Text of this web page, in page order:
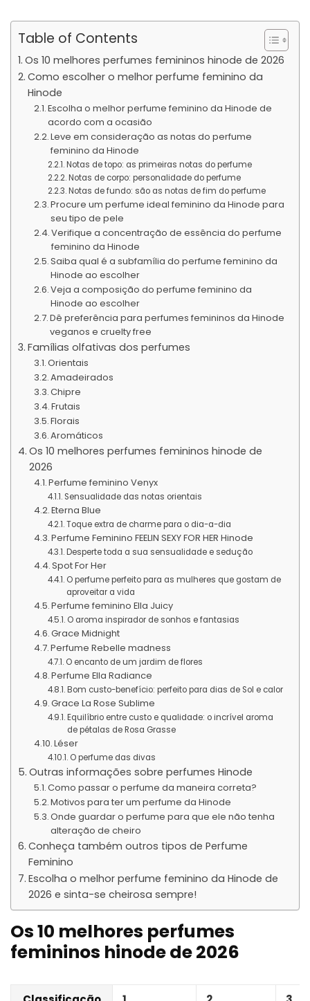
Table of Contents
Os 10 melhores perfumes femininos hinode de 2026
Como escolher o melhor perfume feminino da
Hinode
Escolha o melhor perfume feminino da Hinode de
acordo com a ocasião
Leve em consideração as notas do perfume
feminino da Hinode
Notas de topo: as primeiras notas do perfume
Notas de corpo: personalidade do perfume
Notas de fundo: são as notas de fim do perfume
Procure um perfume ideal feminino da Hinode para
seu tipo de pele
Verifique a concentração de essência do perfume
feminino da Hinode
Saiba qual é a subfamília do perfume feminino da
Hinode ao escolher
Veja a composição do perfume feminino da
Hinode ao escolher
Dê preferência para perfumes femininos da Hinode
veganos e cruelty free
Famílias olfativas dos perfumes
Orientais
Amadeirados
Chipre
Frutais
Florais
Aromáticos
Os 10 melhores perfumes femininos hinode de
2026
Perfume feminino Venyx
Sensualidade das notas orientais
Eterna Blue
Toque extra de charme para o dia-a-dia
Perfume Feminino FEELIN SEXY FOR HER Hinode
Desperte toda a sua sensualidade e sedução
Spot For Her
O perfume perfeito para as mulheres que gostam de
aproveitar a vida
Perfume feminino Ella Juicy
O aroma inspirador de sonhos e fantasias
Grace Midnight
Perfume Rebelle madness
O encanto de um jardim de flores
Perfume Ella Radiance
Bom custo-benefício: perfeito para dias de Sol e calor
Grace La Rose Sublime
Equilíbrio entre custo e qualidade: o incrível aroma
de pétalas de Rosa Grasse
Léser
O perfume das divas
Outras informações sobre perfumes Hinode
Como passar o perfume da maneira correta?
Motivos para ter um perfume da Hinode
Onde guardar o perfume para que ele não tenha
alteração de cheiro
Conheça também outros tipos de Perfume
Feminino
Escolha o melhor perfume feminino da Hinode de
2026 e sinta-se cheirosa sempre!
Os 10 melhores perfumes
femininos hinode de 2026